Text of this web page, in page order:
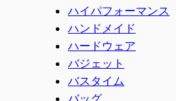
ハイパフォーマンス
ハンドメイド
ハードウェア
バジェット
バスタイム
バッグ